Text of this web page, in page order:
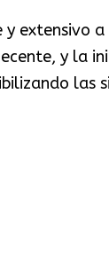
y extensivo
y la
las